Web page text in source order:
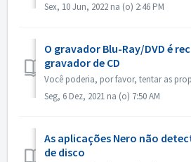
Sex, 10 Jun, 2022 na (o) 2:46 PM
O gravador Blu-Ray/DVD é
gravador de CD
Seg, 6 Dez, 2021 na (o) 7:50 AM
As aplicações Nero não
de disco